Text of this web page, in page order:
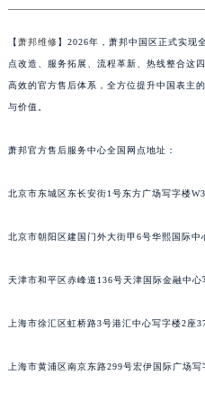
【 萧邦维修 】2026年，萧邦中国区正式实现
点改造、服务拓展、流程革新、热线整合这
高效的官方售后体系，全方位提升中国表主
与价值。
萧邦官方售后服务中心全国网点地址：
北京市东城区东长安街1号东方广场写字楼
北京市朝阳区建国门外大街甲6号华熙国际中
天津市和平区赤峰道136号天津国际金融中心
上海市徐汇区虹桥路3号港汇中心写字楼2座
上海市黄浦区南京东路299号宏伊国际广场写